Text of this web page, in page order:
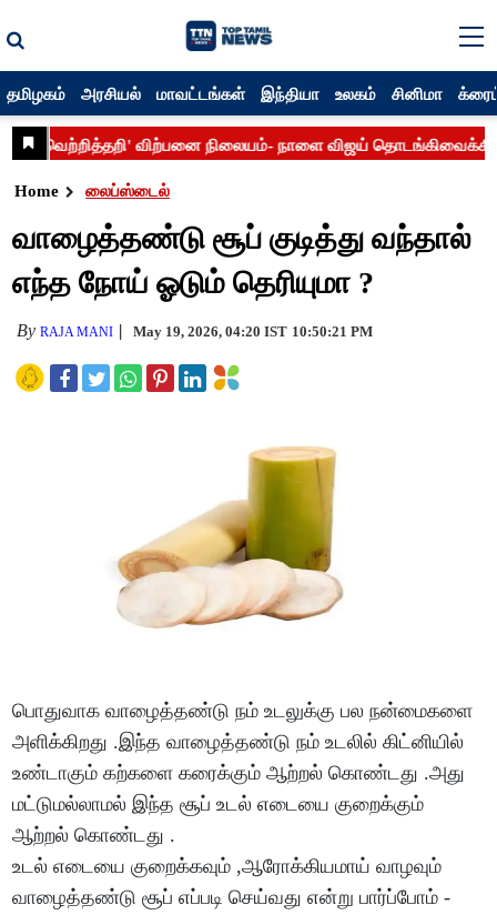
தமிழகம் அரசியல் மாவட்டங்கள் இந்தியா உலகம் சினிமா
Home லைப்ஸ்டைல்
வாழைத்தண்டு சூப் குடித்து வந்தால்
எந்த நோய் ஓடும் தெரியுமா ?
ByRAJA MANI May 19, 2026, 04:20 IST 10:50:21 PM
பொதுவாக வாழைத்தண்டு நம் உடலுக்கு பல நன்மைகளை
அளிக்கிறது .இந்த வாழைத்தண்டு நம் உடலில் கிட்னியில்
உண்டாகும் கற்களை கரைக்கும் ஆற்றல் கொண்டது .அது
மட்டுமல்லாமல் இந்த சூப் உடல் எடையை குறைக்கும்
ஆற்றல் கொண்டது .
உடல் எடையை குறைக்கவும் ,ஆரோக்கியமாய் வாழவும்
வாழைத்தண்டு சூப் எப்படி செய்வது என்று பார்ப்போம் -